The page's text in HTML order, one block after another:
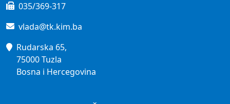
035/369-317
vlada@tk.kim.ba
Rudarska 65,
75000 Tuzla
Bosna i Hercegovina